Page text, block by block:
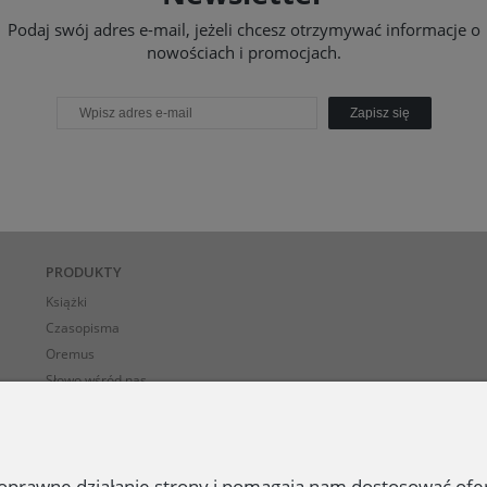
Podaj swój adres e-mail, jeżeli chcesz otrzymywać informacje o
nowościach i promocjach.
Zapisz się
PRODUKTY
Książki
Czasopisma
Oremus
Słowo wśród nas